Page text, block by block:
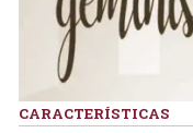
CARACTERÍSTICAS